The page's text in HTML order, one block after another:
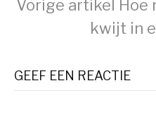
Verder
lezen
Vorige artikel Hoe
kwijt in
GEEF EEN REACTIE